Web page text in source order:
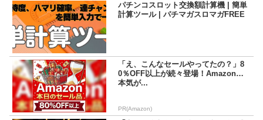
パチンコスロット交換額計算機 | 簡単
計算ツール | パチマガスロマガFREE
「え、こんなセールやってたの？」8
0％OFF以上が続々登場！Amazonの
本気が...
PR(Amazon)